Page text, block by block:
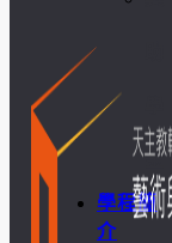
金
學程簡
介